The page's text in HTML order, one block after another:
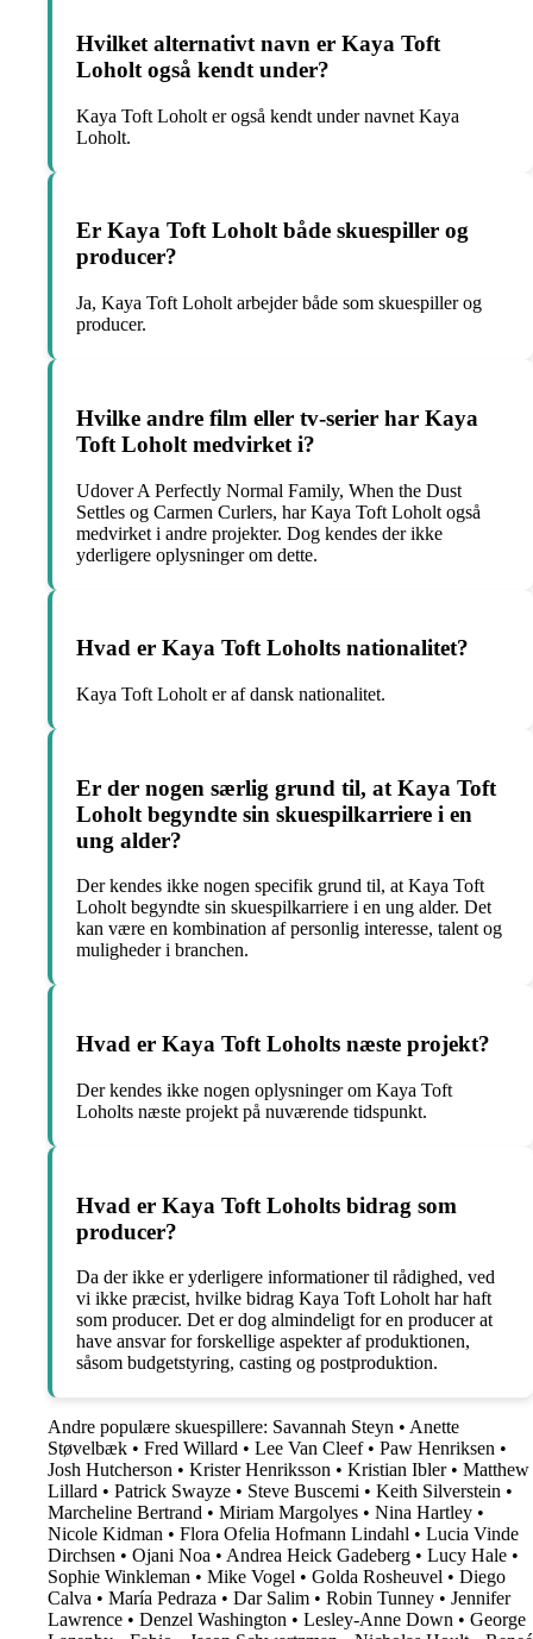
Hvilket alternativt navn er Kaya Toft
Loholt også kendt under?
Kaya Toft Loholt er også kendt under navnet Kaya
Loholt.
Er Kaya Toft Loholt både skuespiller og
producer?
Ja, Kaya Toft Loholt arbejder både som skuespiller og
producer.
Hvilke andre film eller tv-serier har Kaya
Toft Loholt medvirket i?
Udover A Perfectly Normal Family, When the Dust
Settles og Carmen Curlers, har Kaya Toft Loholt også
medvirket i andre projekter. Dog kendes der ikke
yderligere oplysninger om dette.
Hvad er Kaya Toft Loholts nationalitet?
Kaya Toft Loholt er af dansk nationalitet.
Er der nogen særlig grund til, at Kaya Toft
Loholt begyndte sin skuespilkarriere i en
ung alder?
Der kendes ikke nogen specifik grund til, at Kaya Toft
Loholt begyndte sin skuespilkarriere i en ung alder. Det
kan være en kombination af personlig interesse, talent og
muligheder i branchen.
Hvad er Kaya Toft Loholts næste projekt?
Der kendes ikke nogen oplysninger om Kaya Toft
Loholts næste projekt på nuværende tidspunkt.
Hvad er Kaya Toft Loholts bidrag som
producer?
Da der ikke er yderligere informationer til rådighed, ved
vi ikke præcist, hvilke bidrag Kaya Toft Loholt har haft
som producer. Det er dog almindeligt for en producer at
have ansvar for forskellige aspekter af produktionen,
såsom budgetstyring, casting og postproduktion.
Andre populære skuespillere: Savannah Steyn • Anette
Støvelbæk • Fred Willard • Lee Van Cleef• Paw Henriksen •
Josh Hutcherson • Krister Henriksson • Kristian Ibler• Matthew
Lillard • Patrick Swayze • Steve Buscemi • Keith Silverstein •
Marcheline Bertrand • Miriam Margolyes • Nina Hartley •
Nicole Kidman • Flora Ofelia Hofmann Lindahl • Lucia Vinde
Dirchsen • Ojani Noa • Andrea Heick Gadeberg • Lucy Hale •
Sophie Winkleman • Mike Vogel • Golda Rosheuvel • Diego
Calva • María Pedraza • Dar Salim • Robin Tunney • Jennifer
Lawrence • Denzel Washington • Lesley-Anne Down • George